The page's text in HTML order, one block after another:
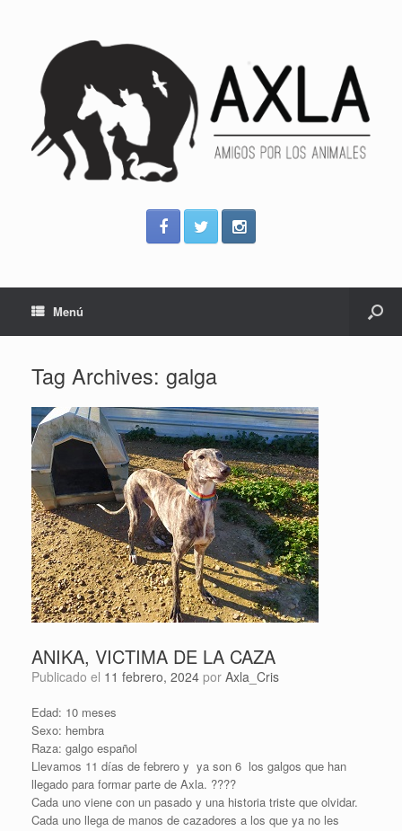
Menú
Tag Archives: galga
ANIKA, VICTIMA DE LA CAZA
Publicado el 11 febrero, 2024 por Axla_Cris
Edad: 10 meses
Sexo: hembra
Raza: galgo español
Llevamos 11 días de febrero y ya son 6 los galgos que han
llegado para formar parte de Axla. ????
Cada uno viene con un pasado y una historia triste que olvidar.
Cada uno llega de manos de cazadores a los que ya no les